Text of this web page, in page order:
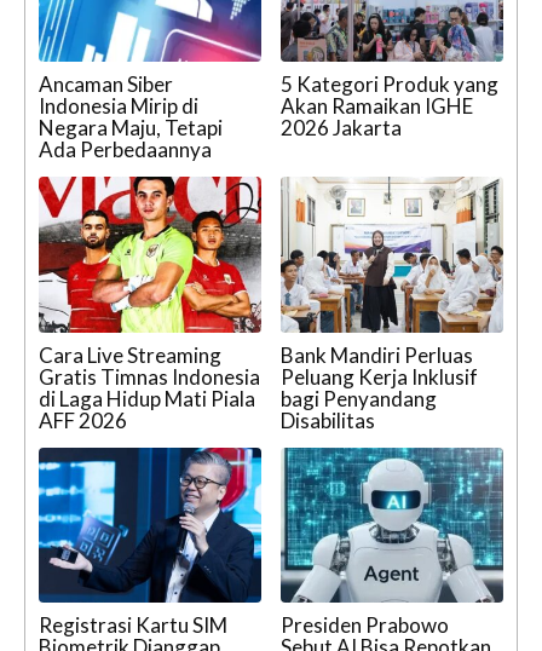
Ancaman Siber
Indonesia Mirip di
Negara Maju, Tetapi
Ada Perbedaannya
5 Kategori Produk yang
Akan Ramaikan IGHE
2026 Jakarta
Cara Live Streaming
Gratis Timnas Indonesia
di Laga Hidup Mati Piala
AFF 2026
Bank Mandiri Perluas
Peluang Kerja Inklusif
bagi Penyandang
Disabilitas
Registrasi Kartu SIM
Presiden Prabowo